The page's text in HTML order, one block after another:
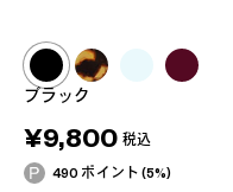
ブラック
¥9,800 税込
490 ポイント (5%)